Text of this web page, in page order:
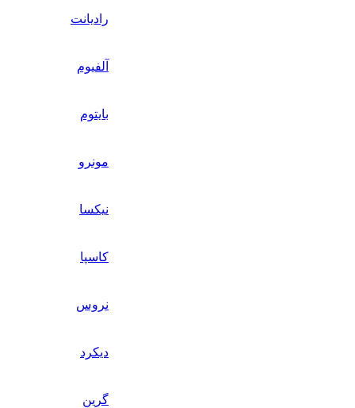
رادیانت
آلفیوم
بایتوم
مونرو
نیکسا
کاسپا
نروس
دیکرد
گرین